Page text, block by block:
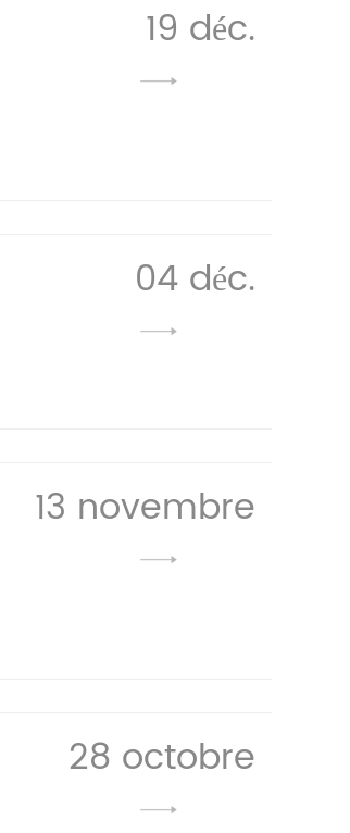
19 déc.
04 déc.
13 novembre
28 octobre